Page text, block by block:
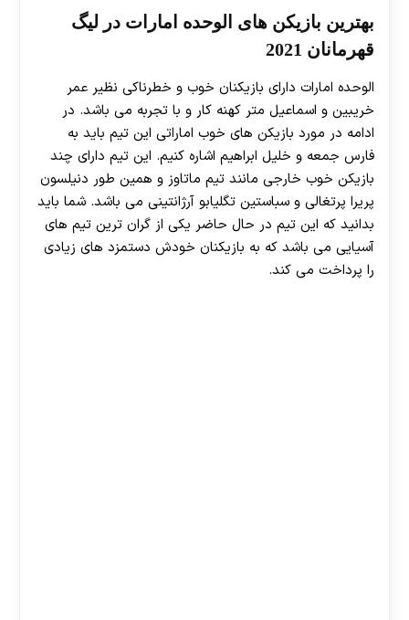
بهترین بازیکن های الوحده امارات در لیگ
قهرمانان 2021
الوحده امارات دارای بازیکنان خوب و خطرناکی نظیر عمر
خریبین و اسماعیل متر کهنه کار و با تجربه می باشد. در
ادامه در مورد بازیکن های خوب اماراتی این تیم باید به
فارس جمعه و خلیل ابراهیم اشاره کنیم. این تیم دارای چند
بازیکن خوب خارجی مانند تیم ماتاوز و همین طور دنیلسون
پریرا پرتغالی و سباستین تگلیابو آرژانتینی می باشد. شما باید
بدانید که این تیم در حال حاضر یکی از گران ترین تیم های
آسیایی می باشد که به بازیکنان خودش دستمزد های زیادی
را پرداخت می کند.